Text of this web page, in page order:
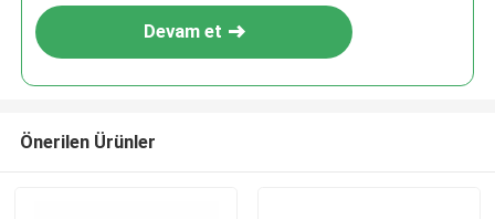
Devam et
Önerilen Ürünler